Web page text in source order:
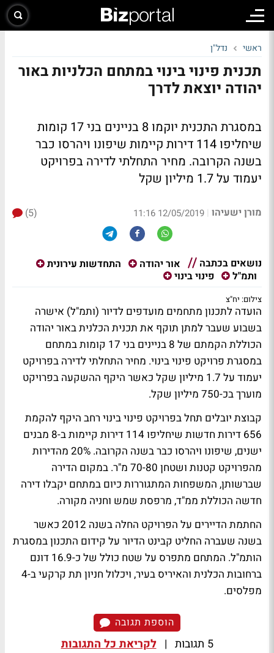
ראשי נדל"ן
תכנית פינוי בינוי במתחם הכלניות באור
יהודה יוצאת לדרך
במסגרת התכנית יוקמו 8 בניינים בני 17 קומות
שיחליפו 114 דירות קיימות שיפונו ויהרסו כבר
בשנה הקרובה. מחיר התחלתי לדירה בפרויקט
יעמוד על 1.7 מיליון שקל
מורן ישעיהו |
12/05/2019 11:16
(5)
נושאים בכתבה אור יהודה
התחדשות עירונית
ותמ"ל
פינוי בינוי
צילום: יח"צ
הועדה לתכנון מתחמים מועדפים לדיור (ותמ"ל) אישרה
בשבוע שעבר למתן תוקף את תכנית הכלנית באור יהודה
הכוללת הקמתם של 8 בניינים בני 17 קומות במתחם
במסגרת פרויקט פינוי בינוי. מחיר התחלתי לדירה בפרויקט
יעמוד על 1.7 מיליון שקל כאשר היקף ההשקעה בפרויקט
מוערך בכ-750 מיליון שקל.
קבוצת יובלים תחל בפרויקט פינוי בינוי רחב היקף להקמת
656 דירות חדשות שיחליפו 114 דירות קיימות ב-8 מבנים
ישנים, שיפונו ויהרסו כבר בשנה הקרובה. 20% מהדירות
מהפרויקט קטנות ושטחן 70-80 מ"ר. במקום הדירה
שברשותן, המשפחות המתגוררות כיום במתחם יקבלו דירה
חדשה הכוללת ממ"ד, מרפסת שמש וחניה מקורה.
החתמת הדיירים על הפרויקט החלה בשנה 2012 כאשר
בשנה שעברה החליט קבינט הדיור על קידום התכנון במסגרת
הותמ"ל. המתחם מתפרס על שטח כולל של כ-16.9 דונם
ברחובות הכלנית והאיריס בעיר, ויכלול חניון תת קרקעי ב-4
מפלסים.
הוספת תגובה
5 תגובות | לקריאת כל התגובות